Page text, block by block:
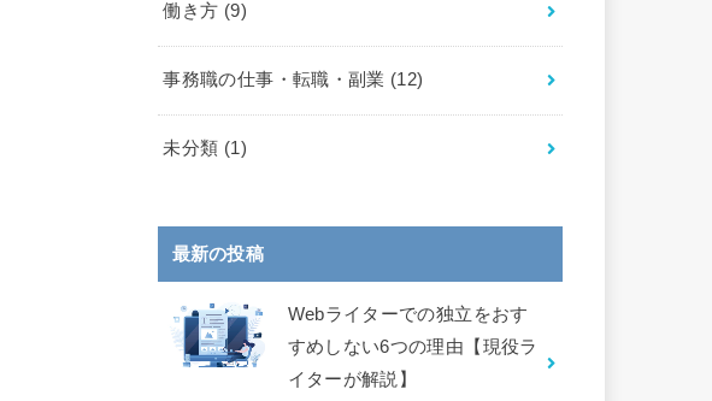
働き方 (9)
事務職の仕事・転職・副業 (12)
未分類 (1)
最新の投稿
Webライターでの独立をおす
すめしない6つの理由【現役ラ
イターが解説】